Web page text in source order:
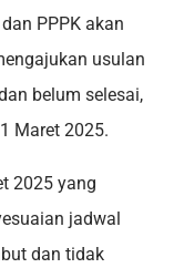
PPPK akan
usulan
belum selesai,
Maret 2025.
2025 yang
jadwal
dan tidak